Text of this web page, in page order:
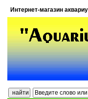
Интернет-магазин